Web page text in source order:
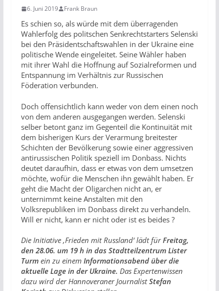
6. Juni 2019 Frank Braun
Es schien so, als würde mit dem überragenden
Wahlerfolg des politschen Senkrechtstarters Selenski
bei den Präsidentschaftswahlen in der Ukraine eine
politische Wende eingeleitet. Seine Wähler haben
mit ihrer Wahl die Hoffnung auf Sozialreformen und
Entspannung im Verhältnis zur Russischen
Föderation verbunden.
Doch offensichtlich kann weder von dem einen noch
von dem anderen ausgegangen werden. Selenski
selber betont ganz im Gegenteil die Kontinuität mit
dem bisherigen Kurs der Verarmung breitester
Schichten der Bevölkerung sowie einer aggressiven
antirussischen Politik speziell im Donbass. Nichts
deutet daraufhin, dass er etwas von dem umsetzen
möchte, wofür die Menschen ihn gewählt haben. Er
geht die Macht der Oligarchen nicht an, er
unternimmt keine Anstalten mit den
Volksrepubliken im Donbass direkt zu verhandeln.
Will er nicht, kann er nicht oder ist es beides ?
Die Initiative ‚Frieden mit Russland‘ lädt fürFreitag,
den 28.06. um 19 h in das Stadtteilzentrum Lister
Turmein zu einem Informationsabend über die
aktuelle Lage in der Ukraine. Das Expertenwissen
dazu wird der Hannoveraner JournalistStefan